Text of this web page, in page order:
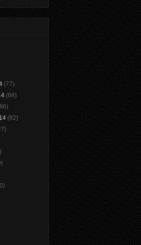
(77)
(68)
(82)